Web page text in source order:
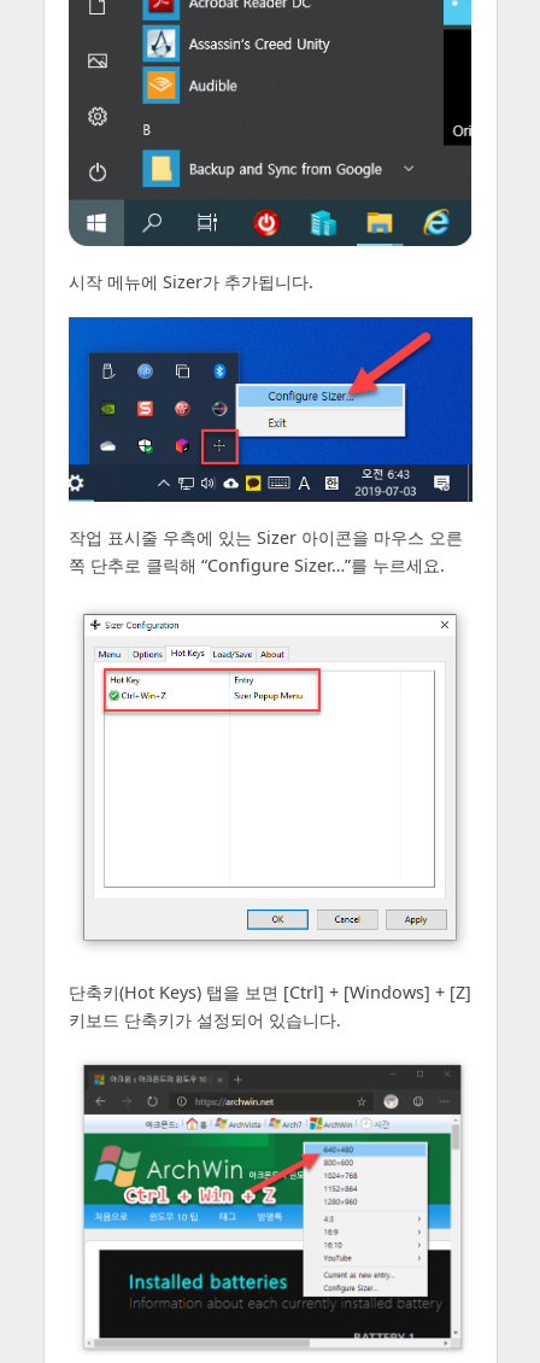
시작 메뉴에 Sizer가 추가됩니다.
작업 표시줄 우측에 있는 Sizer 아이콘을 마우스 오른
쪽 단추로 클릭해 “Configure Sizer…”를 누르세요.
단축키(Hot Keys) 탭을 보면 [Ctrl] + [Windows] + [Z]
키보드 단축키가 설정되어 있습니다.